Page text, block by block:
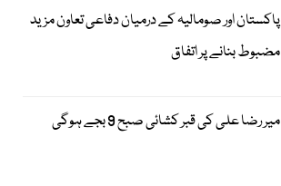
پاکستان اور صومالیہ کے درمیان دفاعی تعاون مزید
مضبوط بنانے پر اتفاق
میر رضا علی کی قبر کشائی صبح 9 بجے ہوگی